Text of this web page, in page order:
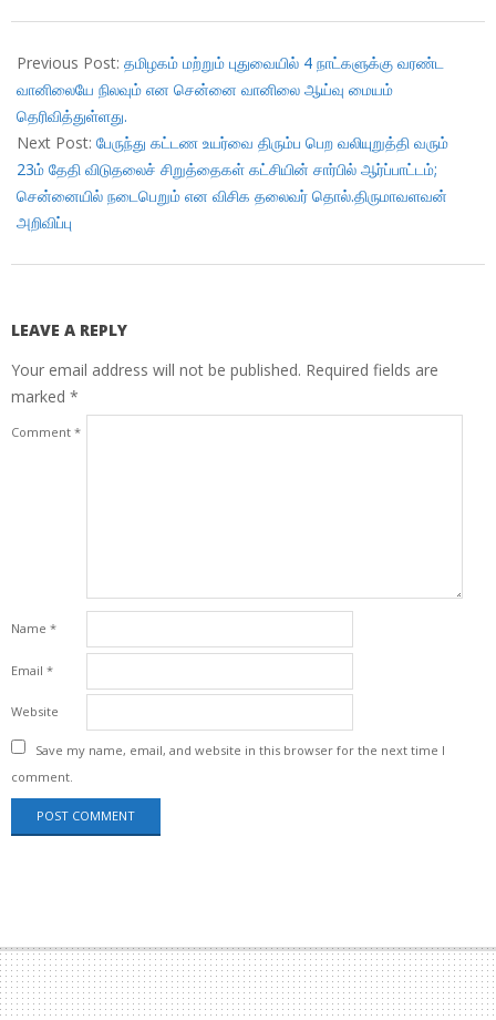
01-
21
Previous Post: தமிழகம் மற்றும் புதுவையில் 4 நாட்களுக்கு வரண்ட
வானிலையே நிலவும் என சென்னை வானிலை ஆய்வு மையம்
தெரிவித்துள்ளது.
Next Post: பேருந்து கட்டண உயர்வை திரும்ப பெற வலியுறுத்தி வரும்
23ம் தேதி விடுதலைச் சிறுத்தைகள் கட்சியின் சார்பில் ஆர்ப்பாட்டம்;
சென்னையில் நடைபெறும் என விசிக தலைவர் தொல்.திருமாவளவன்
அறிவிப்பு
LEAVE A REPLY
Your email address will not be published. Required fields are
marked *
Comment *
Name *
Email *
Website
Save my name, email, and website in this browser for the next time I
comment.